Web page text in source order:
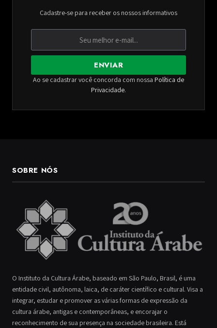
Cadastre-se para receber os nossos informativos
ENVIAR
Ao se cadastrar você concorda com nossa Política de
Privacidade.
SOBRE NÓS
O Instituto da Cultura Árabe, baseado em São Paulo, Brasil, é uma
entidade civil, autônoma, laica, de caráter científico e cultural. Visa a
integrar, estudar e promover as várias formas de expressão da
cultura árabe, antigas e contemporâneas, e encorajar o
reconhecimento de sua presença na sociedade brasileira. Está